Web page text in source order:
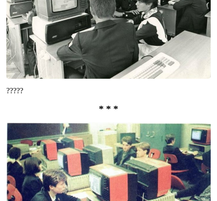
?????
* * *